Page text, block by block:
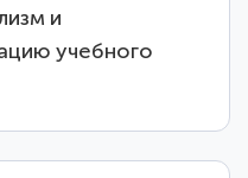
и
учебного